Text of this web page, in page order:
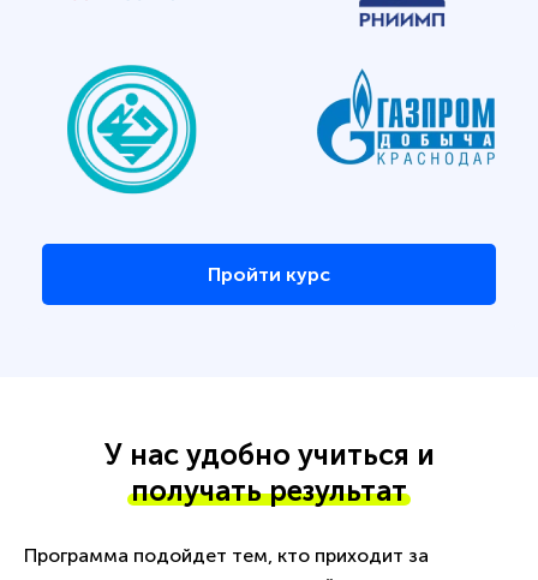
Пройти курс
У нас удобно учиться и
получать результат
Программа подойдет тем, кто приходит за